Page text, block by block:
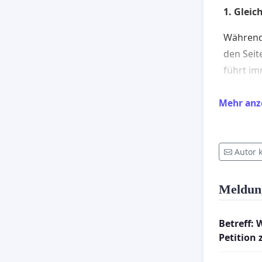
1.
den
führt
2. Zu
viele
schmal
Mehr
Autor
Betreff:
Petition